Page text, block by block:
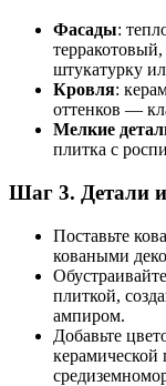
Фасады:
штукатурку
Кровля:
оттенков —
Мелкие
плитка с
Шаг 3. Детали
Поставьте
коваными
плиткой,
ампиром.
Добавьте
керамической